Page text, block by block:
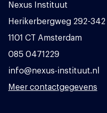
Nexus Instituut
Herikerbergweg 292-342
1101 CT Amsterdam
085 0471229
info@nexus-instituut.nl
Meer contactgegevens